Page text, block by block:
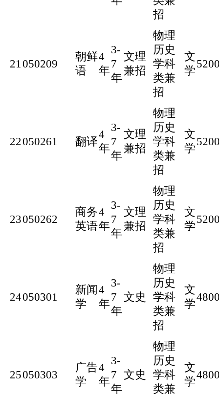
招
21 050209
朝鲜
语
4
年
3-
7
年
文理
兼招
物理
历史
学科
类兼
招
文
学
22050261 翻译
4
年
3-
7
年
文理
兼招
物理
历史
学科
类兼
招
文
学
23050262
商务
英语
4
年
3-
7
年
文理
兼招
物理
历史
学科
类兼
招
文
学
24050301
新闻
学
4
年
3-
7
年
文史
物理
历史
学科
类兼
招
文
学
25050303
广告
学
4
年
3-
7
年
文史
物理
历史
学科
类兼
文
学